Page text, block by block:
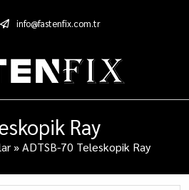
info@fastenfix.com.tr
Ray
»ADTSB-70 Teleskopik Ray